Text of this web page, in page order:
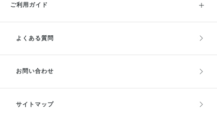
ご利用ガイド
ご利用ガイドトップ
お支払方法
キャンセル・返品・交換
よくある質問
お問い合わせ
サイトマップ